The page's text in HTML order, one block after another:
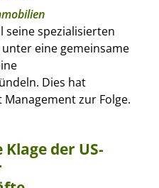
seine spezialisierten
eine gemeinsame
Dies hat
zur Folge.
der US-